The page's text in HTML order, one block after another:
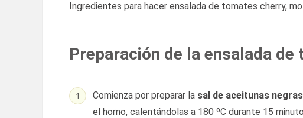
Ingredientes para hacer ensalada de tomates cherry,
Preparación de la ensalada
Comienza por preparar la sal de aceitunas negras
el horno, calentándolas a 180 ºC durante 15